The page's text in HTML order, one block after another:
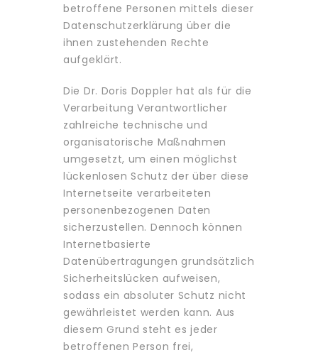
betroffene Personen mittels dieser
Datenschutzerklärung über die
ihnen zustehenden Rechte
aufgeklärt.
Die Dr. Doris Doppler hat als für die
Verarbeitung Verantwortlicher
zahlreiche technische und
organisatorische Maßnahmen
umgesetzt, um einen möglichst
lückenlosen Schutz der über diese
Internetseite verarbeiteten
personenbezogenen Daten
sicherzustellen. Dennoch können
Internetbasierte
Datenübertragungen grundsätzlich
Sicherheitslücken aufweisen,
sodass ein absoluter Schutz nicht
gewährleistet werden kann. Aus
diesem Grund steht es jeder
betroffenen Person frei,